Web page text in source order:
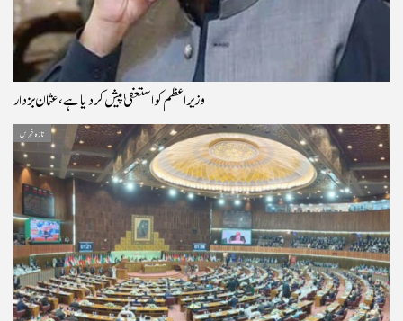
وزیراعظم کو استعفیٰ پیش کر دیا ہے، عثمان بزدار
تازہ خبریں